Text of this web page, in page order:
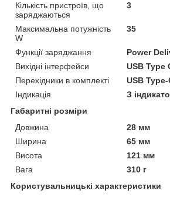
Кількість пристроїв, що
заряджаються
3
Максимальна потужність
W
35
Функції заряджання
Power
Вихідні інтерфейси
USB Type
Перехідники в комплекті
USB Type-
Індикація
З
Габаритні розміри
Довжина
28 мм
Ширина
65 мм
Висота
121 мм
Вага
310 г
Користувальницькі характеристики